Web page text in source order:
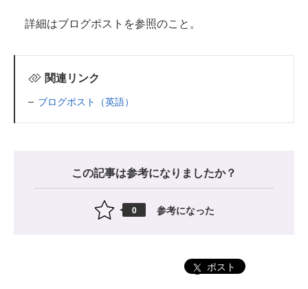
詳細はブログポストを参照のこと。
関連リンク
ブログポスト（英語）
この記事は参考になりましたか？
0 参考になった
ポスト